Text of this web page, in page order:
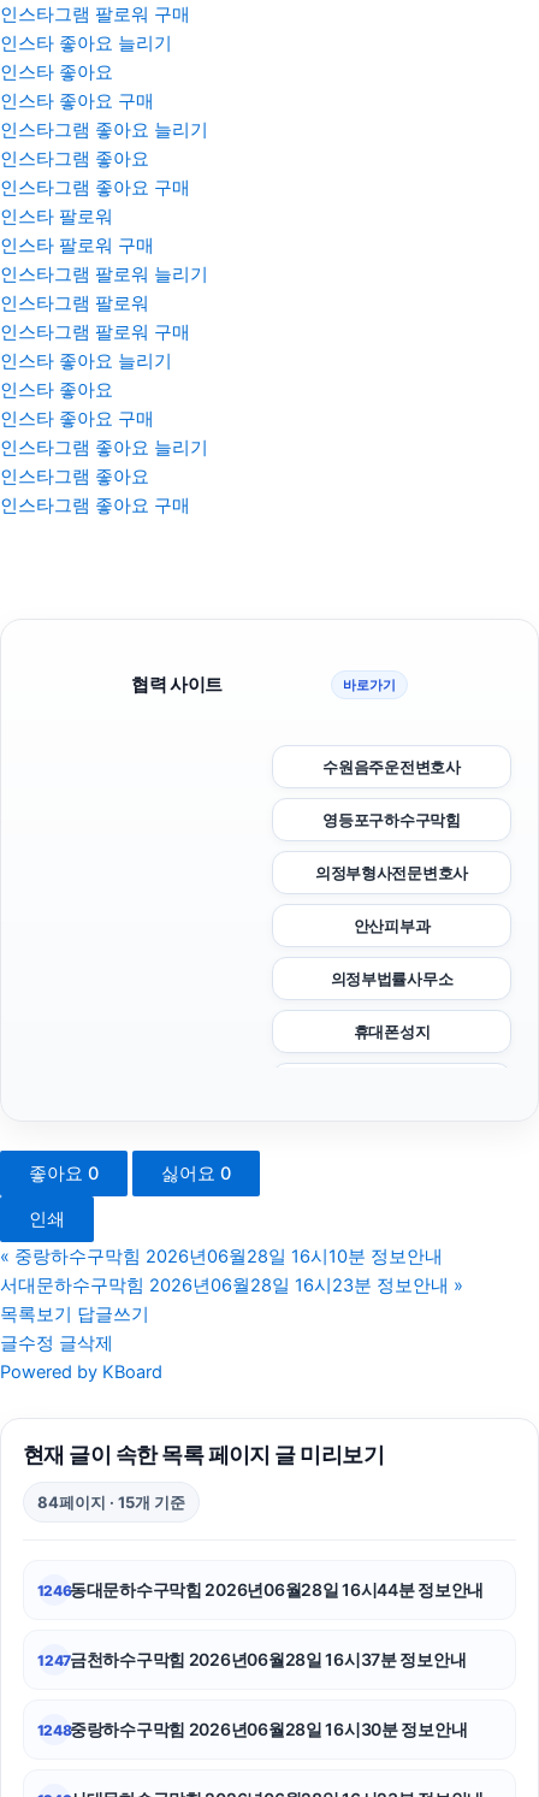
인스타그램 팔로워 구매
인스타 좋아요 늘리기
인스타 좋아요
인스타 좋아요 구매
인스타그램 좋아요 늘리기
인스타그램 좋아요
인스타그램 좋아요 구매
인스타 팔로워
인스타 팔로워 구매
인스타그램 팔로워 늘리기
인스타그램 팔로워
인스타그램 팔로워 구매
인스타 좋아요 늘리기
인스타 좋아요
인스타 좋아요 구매
인스타그램 좋아요 늘리기
인스타그램 좋아요
인스타그램 좋아요 구매
협력 사이트 바로가기
수원음주운전변호사
영등포구하수구막힘
의정부형사전문변호사
안산피부과
의정부법률사무소
휴대폰성지
용인흥신소
부산휴대폰성지
울산이혼전문변호사
수원흥신소
좋아요 0 싫어요 0
인쇄
« 중랑하수구막힘 2026년06월28일 16시10분 정보안내
서대문하수구막힘 2026년06월28일 16시23분 정보안내 »
목록보기 답글쓰기
글수정 글삭제
Powered by KBoard
현재 글이 속한 목록 페이지 글 미리보기
84페이지 · 15개 기준
1246동대문하수구막힘 2026년06월28일 16시44분 정보안내
1247금천하수구막힘 2026년06월28일 16시37분 정보안내
1248중랑하수구막힘 2026년06월28일 16시30분 정보안내